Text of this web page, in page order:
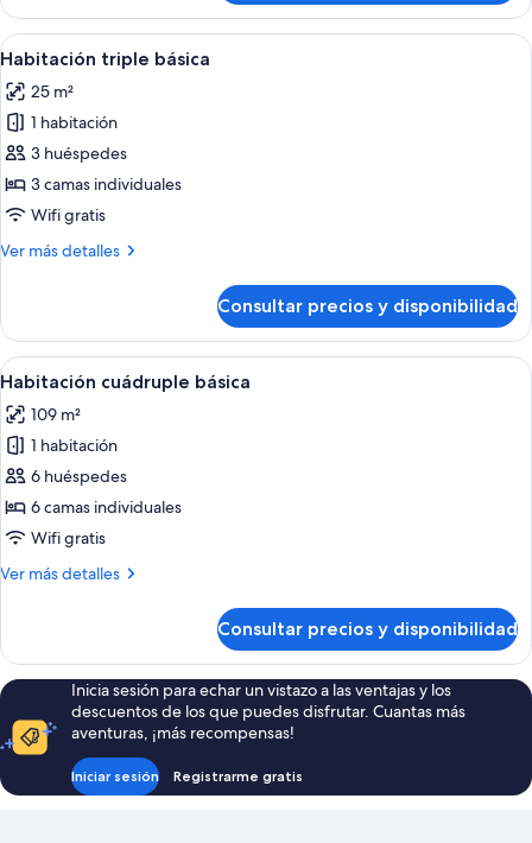
básica
con
2
individuales
Abrir
todas
las
fotos
de
Habitación
triple
Habitación de hotel con cama,
4
Habitación triple básica
25 m²
1 habitación
3 huéspedes
3 camas individuales
Wifi gratis
Ver más detalles
Más
triple
básica
Consultar precios y disponibilidad
Abrir
todas
las
fotos
de
Habitación
cuádruple
Una habitación de hotel con una
12
Habitación cuádruple básica
109 m²
1 habitación
6 huéspedes
6 camas individuales
Wifi gratis
Ver más detalles
Más
cuádruple
básica
Consultar precios y disponibilidad
Inicia sesión para echar un vistazo a las ventajas y los
descuentos de los que puedes disfrutar. Cuantas más
aventuras, ¡más recompensas!
Iniciar sesión Registrarme gratis